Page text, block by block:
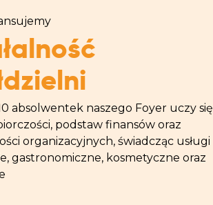
absolwentek naszego Foyer uczy się
podstaw finansów oraz
organizacyjnych, świadcząc usługi
gastronomiczne, kosmetyczne oraz